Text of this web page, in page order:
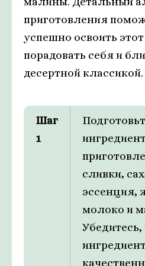
приготовления
успешно освоить
порадовать себя и
десертной классикой.
Шаг
1
сливки,
эссенция,
молоко и
Убедитесь,